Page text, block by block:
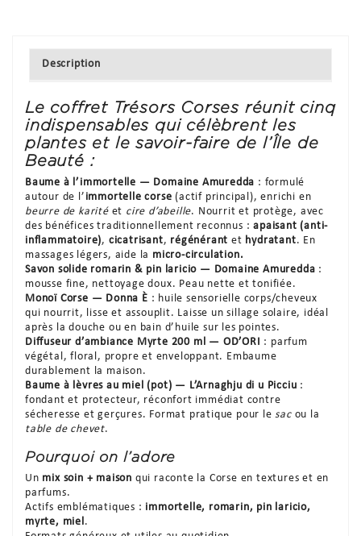
Description
Le coffret Trésors Corses réunit cinq
indispensables qui célèbrent les
plantes et le savoir-faire de l’Île de
Beauté :
Baume à l’immortelle — Domaine Amuredda : formulé
autour de l’ immortelle corse (actif principal), enrichi en
beurre de karitéet cire d’abeille. Nourrit et protège, avec
des bénéfices traditionnellement reconnus :apaisant (anti-
inflammatoire), cicatrisant, régénérant et hydratant. En
massages légers, aide la micro-circulation.
Savon solide romarin & pin laricio — Domaine Amuredda :
mousse fine, nettoyage doux. Peau nette et tonifiée.
Monoï Corse — Donna È : huile sensorielle corps/cheveux
qui nourrit, lisse et assouplit. Laisse un sillage solaire, idéal
après la douche ou en bain d’huile sur les pointes.
Diffuseur d’ambiance Myrte 200 ml — OD’ORI
: parfum
végétal, floral, propre et enveloppant. Embaume
durablement la maison.
Baume à lèvres au miel (pot) — L’Arnaghju di u Picciu :
fondant et protecteur, réconfort immédiat contre
sécheresse et gerçures. Format pratique pour lesacou la
table de chevet.
Pourquoi on l’adore
Un mix soin + maison qui raconte la Corse en textures et en
parfums.
Actifs emblématiques : immortelle, romarin, pin laricio,
myrte, miel .